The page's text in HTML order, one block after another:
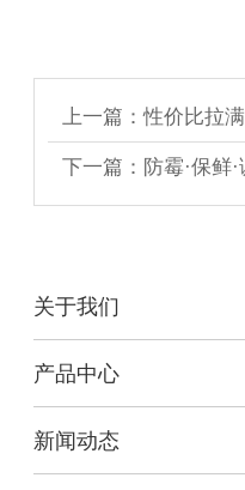
上一篇：性价比拉
vs双乙酸钠怎么选？
下一篇：防霉·保
关于我们
产品中心
新闻动态